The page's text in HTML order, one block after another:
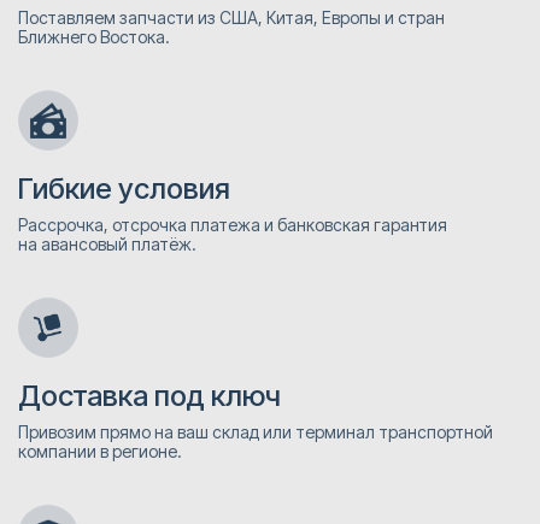
Поставляем запчасти из США, Китая, Европы и стран
Ближнего Востока.
Гибкие условия
Рассрочка, отсрочка платежа и банковская гарантия
на авансовый платёж.
Доставка под ключ
Привозим прямо на ваш склад или терминал транспортной
компании в регионе.